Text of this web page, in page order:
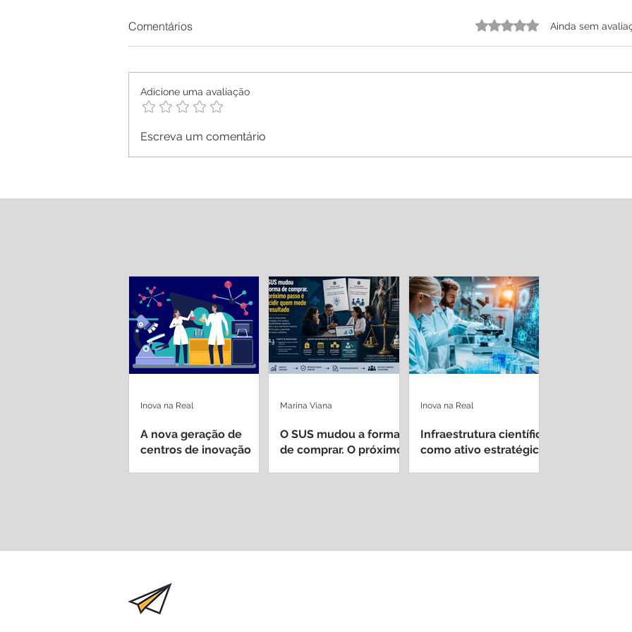
Comentários Avaliado com 0 de 5 estrelas.
Ainda sem
Adicione uma avaliação
Escreva um comentário
A nova geração de
centros de inovação
Inova na Real
O SUS mudou a forma
de comprar. O próximo
Marina Viana
Infraestrutura científica
como ativo estratégico
Inova na Real